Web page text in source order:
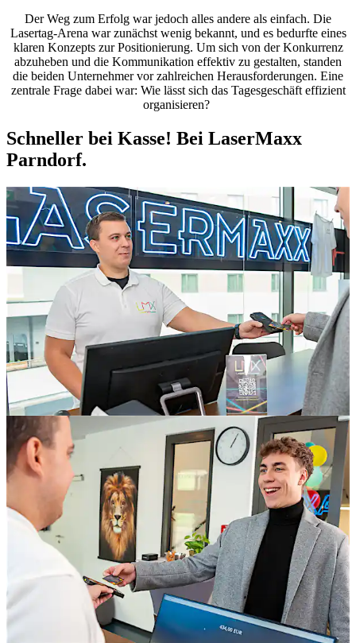
Der Weg zum Erfolg war jedoch alles andere als einfach. Die
Lasertag-Arena war zunächst wenig bekannt, und es bedurfte eines
klaren Konzepts zur Positionierung. Um sich von der Konkurrenz
abzuheben und die Kommunikation effektiv zu gestalten, standen
die beiden Unternehmer vor zahlreichen Herausforderungen. Eine
zentrale Frage dabei war: Wie lässt sich das Tagesgeschäft effizient
organisieren?
Schneller bei Kasse! Bei LaserMaxx
Parndorf.